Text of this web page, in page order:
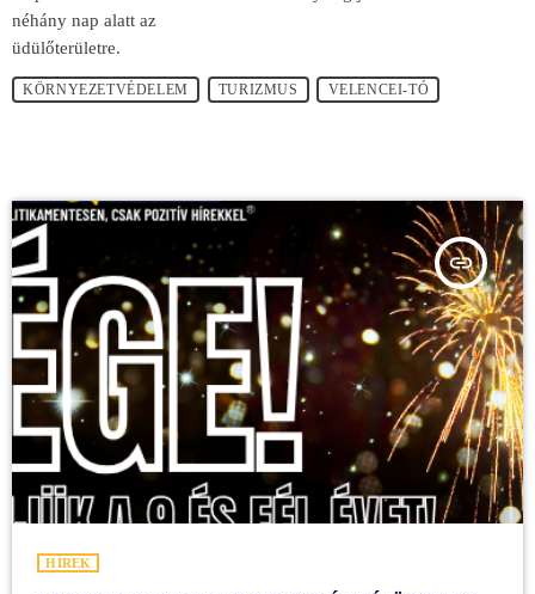
néhány nap alatt az
üdülőterületre.
KÖRNYEZETVÉDELEM TURIZMUS VELENCEI-TÓ
insert_link
HÍREK